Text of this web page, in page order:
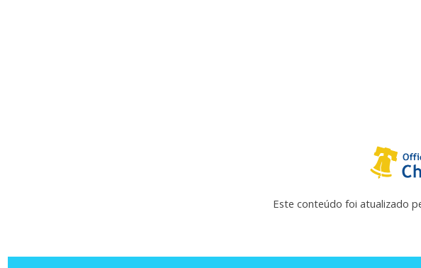
Este conteúdo foi atualizado